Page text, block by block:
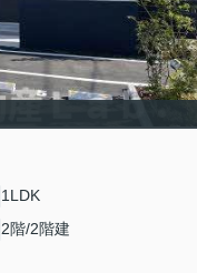
1LDK
2階/2階建